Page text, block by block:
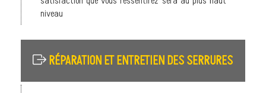
niveau
RÉPARATION ET ENTRETIEN DES SERRURES